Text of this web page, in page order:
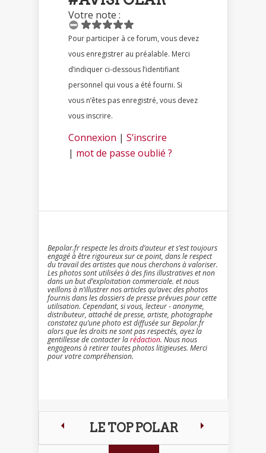
Votre note :
Pour participer à ce forum, vous devez
vous enregistrer au préalable. Merci
d’indiquer ci-dessous l’identifiant
personnel qui vous a été fourni. Si
vous n’êtes pas enregistré, vous devez
vous inscrire.
Connexion | S’inscrire
| mot de passe oublié ?
Bepolar.fr respecte les droits d’auteur et s’est toujours
engagé à être rigoureux sur ce point, dans le respect
du travail des artistes que nous cherchons à valoriser.
Les photos sont utilisées à des fins illustratives et non
dans un but d’exploitation commerciale. et nous
veillons à n’illustrer nos articles qu’avec des photos
fournis dans les dossiers de presse prévues pour cette
utilisation. Cependant, si vous, lecteur - anonyme,
distributeur, attaché de presse, artiste, photographe
constatez qu’une photo est diffusée sur Bepolar.fr
alors que les droits ne sont pas respectés, ayez la
gentillesse de contacter larédaction. Nous nous
engageons à retirer toutes photos litigieuses. Merci
pour votre compréhension.
LE TOP POLAR